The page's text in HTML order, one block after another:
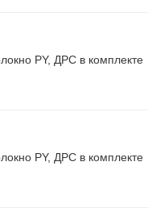
PY, ДРС в комплекте
PY, ДРС в комплекте